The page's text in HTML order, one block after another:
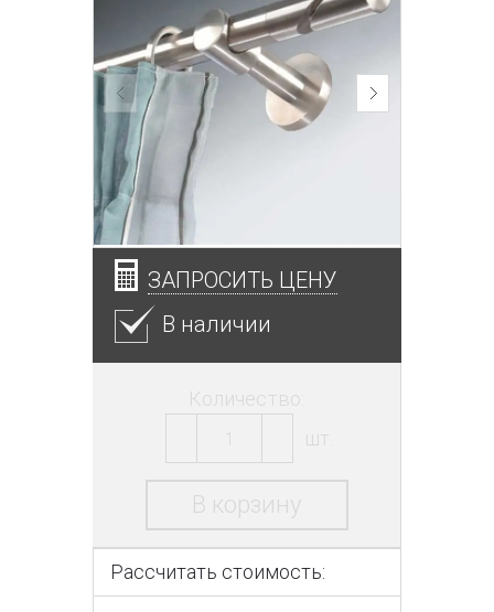
ЗАПРОСИТЬ ЦЕНУ
В наличии
Количество:
шт.
В корзину
Рассчитать стоимость: